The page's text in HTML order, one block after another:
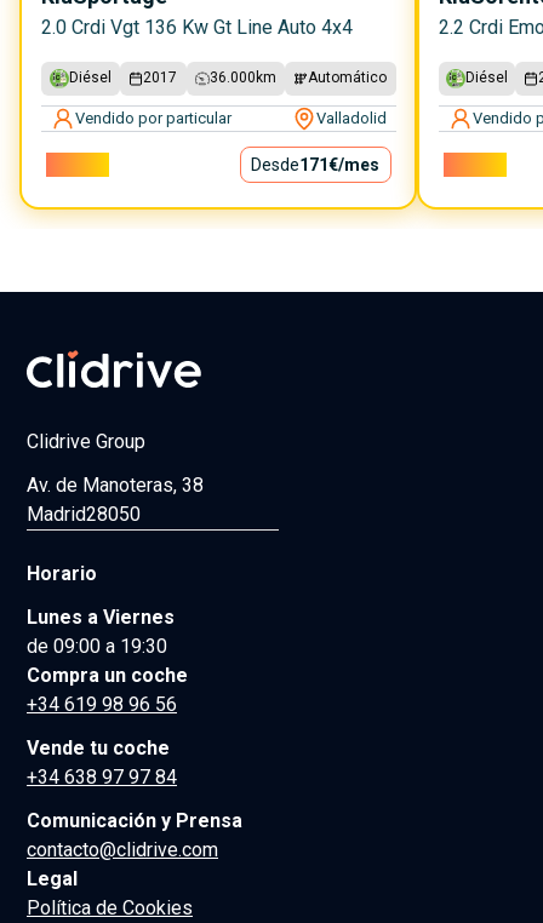
2.0 Crdi Vgt 136 Kw Gt Line Auto 4x4
Diésel 2017 36.000 km Automático
Vendido por particular Valladolid
Desde171€/mes
2.2 Crdi
Diésel
Vendido
Clidrive Group
Av. de Manoteras, 38
Madrid28050
Horario
Lunes a Viernes
de 09:00 a 19:30
Compra un coche
+34 619 98 96 56
Vende tu coche
+34 638 97 97 84
Comunicación y Prensa
contacto@clidrive.com
Legal
Política de Cookies